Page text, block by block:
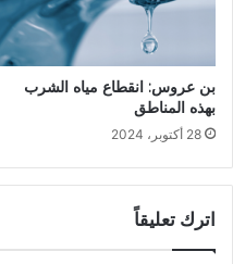
بن عروس: انقطاع مياه الشرب
بهذه المناطق
28 أكتوبر، 2024
اترك تعليقاً